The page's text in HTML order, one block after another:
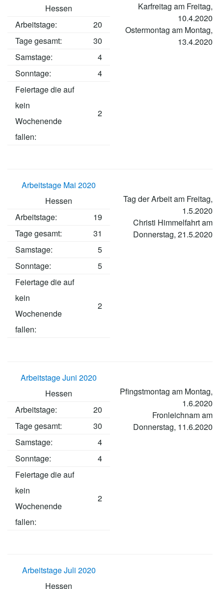
Hessen
Arbeitstage:
20
Tage gesamt:
30
Samstage:
4
Sonntage:
4
Feiertage die auf
kein
Wochenende
fallen:
2
Karfreitag am Freitag,
10.4.2020
Ostermontag am Montag,
13.4.2020
Arbeitstage Mai 2020
Hessen
Arbeitstage:
19
Tage gesamt:
31
Samstage:
5
Sonntage:
5
Feiertage die auf
kein
Wochenende
fallen:
2
Tag der Arbeit am Freitag,
1.5.2020
Christi Himmelfahrt am
Donnerstag, 21.5.2020
Arbeitstage Juni 2020
Hessen
Arbeitstage:
20
Tage gesamt:
30
Samstage:
4
Sonntage:
4
Feiertage die auf
kein
Wochenende
fallen:
2
Pfingstmontag am Montag,
1.6.2020
Fronleichnam am
Donnerstag, 11.6.2020
Arbeitstage Juli 2020
Hessen